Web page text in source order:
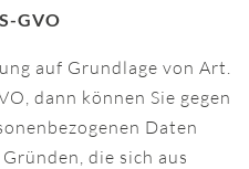
GVO
auf Grundlage von Art.
dann können Sie gegen
Daten
die sich aus